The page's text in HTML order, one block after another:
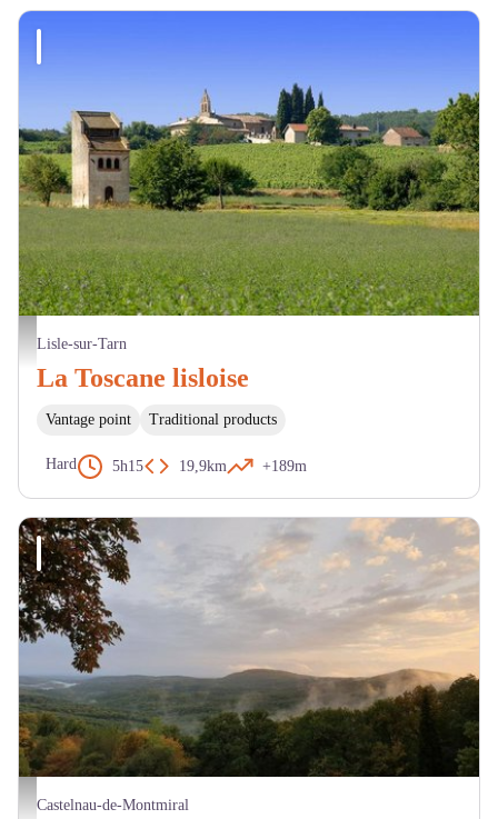
Pigeonnier. - JL. Pieux
Lisle-sur-Tarn
La Toscane lisloise
Vantage point Traditional products
Hard 5h15 19,9km +189m
Forêt domaniale de Grésigne - ONF
Castelnau-de-Montmiral